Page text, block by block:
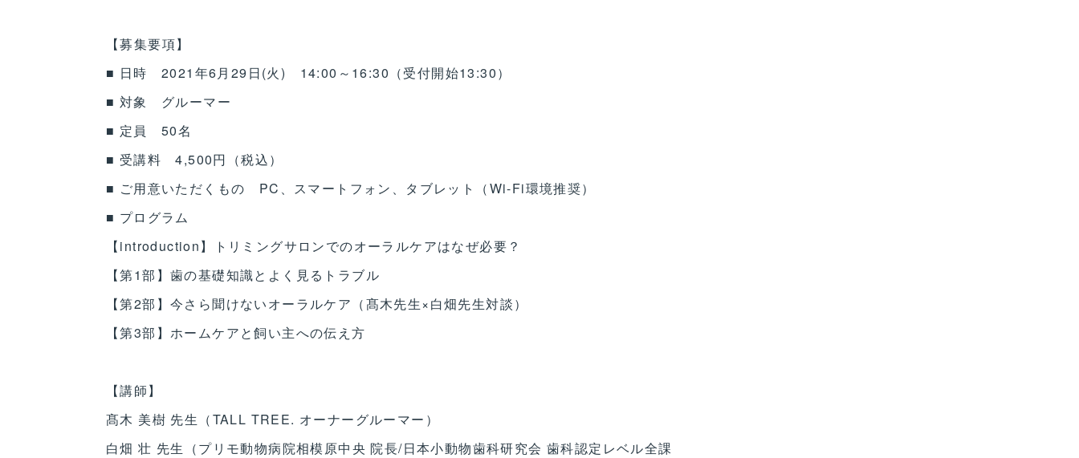
【募集要項】
■ 日時 2021年6月29日(火) 14:00～16:30（受付開始13:30）
■ 対象 グルーマー
■ 定員 50名
■ 受講料 4,500円（税込）
■ ご用意いただくもの PC、スマートフォン、タブレット（Wi-Fi環境推奨）
■ プログラム
【introduction】トリミングサロンでのオーラルケアはなぜ必要？
【第1部】歯の基礎知識とよく見るトラブル
【第2部】今さら聞けないオーラルケア（髙木先生×白畑先生対談）
【第3部】ホームケアと飼い主への伝え方
【講師】
髙木 美樹 先生（TALL TREE. オーナーグルーマー）
白畑 壮 先生（プリモ動物病院相模原中央 院長/日本小動物歯科研究会 歯科認定レベル全課